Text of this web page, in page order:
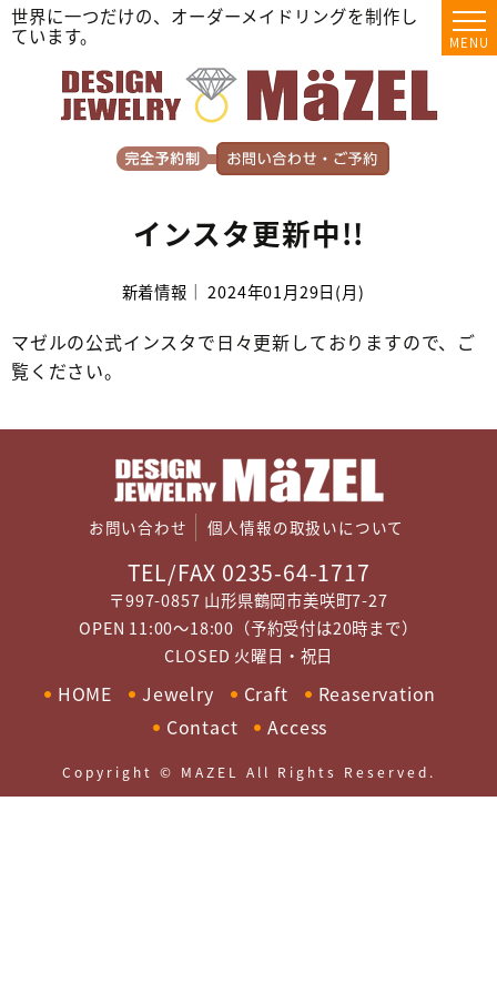
世界に一つだけの、オーダーメイドリングを制作し
ています。
MENU
インスタ更新中!!
新着情報｜ 2024年01月29日(月)
マゼルの公式インスタで日々更新しておりますので、ご
覧ください。
お問い合わせ 個人情報の取扱いについて
TEL/FAX 0235-64-1717
〒997-0857 山形県鶴岡市美咲町7-27
OPEN 11:00～18:00（予約受付は20時まで）
CLOSED 火曜日・祝日
HOME Jewelry Craft
Reaservation
Contact
Access
Copyright © MAZEL All Rights Reserved.